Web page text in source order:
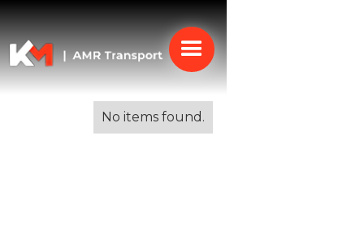
No items found.